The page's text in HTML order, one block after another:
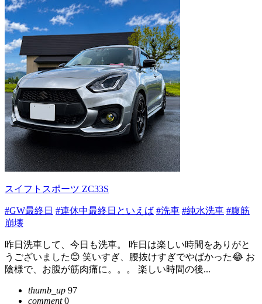
スイフトスポーツ ZC33S
#GW最終日 #連休中最終日といえば #洗車 #純水洗車 #腹筋
崩壊
昨日洗車して、今日も洗車。 昨日は楽しい時間をありがと
うございました😊 笑いすぎ、腰抜けすぎでやばかった😂 お
陰様で、お腹が筋肉痛に。。。 楽しい時間の後...
thumb_up 97
comment0